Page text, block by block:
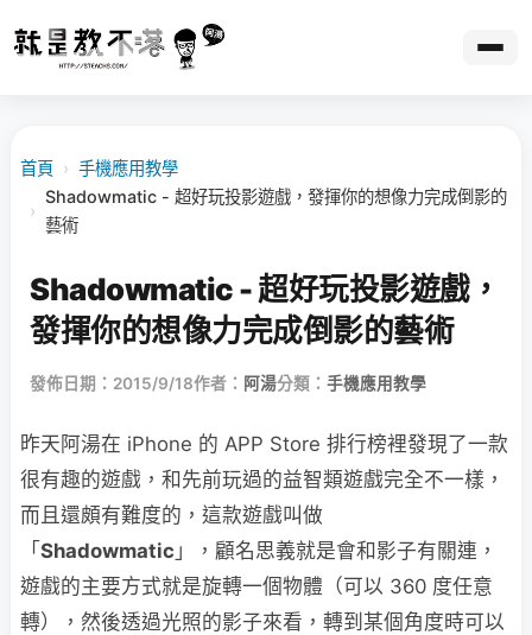
首頁 › 手機應用教學
›
Shadowmatic - 超好玩投影遊戲，發揮你的想像力完成倒影的
藝術
Shadowmatic - 超好玩投影遊戲，
發揮你的想像力完成倒影的藝術
發佈日期：2015/9/18作者： 阿湯分類： 手機應用教學
昨天阿湯在 iPhone 的 APP Store 排行榜裡發現了一款
很有趣的遊戲，和先前玩過的益智類遊戲完全不一樣，
而且還頗有難度的，這款遊戲叫做
「 Shadowmatic 」，顧名思義就是會和影子有關連，
遊戲的主要方式就是旋轉一個物體（可以 360 度任意
轉），然後透過光照的影子來看，轉到某個角度時可以